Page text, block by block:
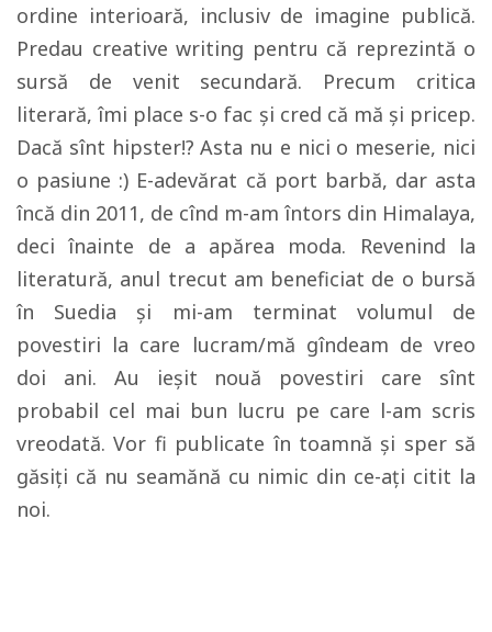
ordine interioară, inclusiv de imagine publică.
Predau creative writing pentru că reprezintă o
sursă de venit secundară. Precum critica
literară, îmi place s-o fac şi cred că mă şi pricep.
Dacă sînt hipster!? Asta nu e nici o meserie, nici
o pasiune :) E-adevărat că port barbă, dar asta
încă din 2011, de cînd m-am întors din Himalaya,
deci înainte de a apărea moda. Revenind la
literatură, anul trecut am beneficiat de o bursă
în Suedia şi mi-am terminat volumul de
povestiri la care lucram/mă gîndeam de vreo
doi ani. Au ieşit nouă povestiri care sînt
probabil cel mai bun lucru pe care l-am scris
vreodată. Vor fi publicate în toamnă şi sper să
găsiţi că nu seamănă cu nimic din ce-aţi citit la
noi.